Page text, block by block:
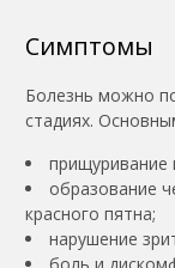
Симптомы
Болезнь можно
стадиях.
прищуривание
образование
красного пятна;
нарушение